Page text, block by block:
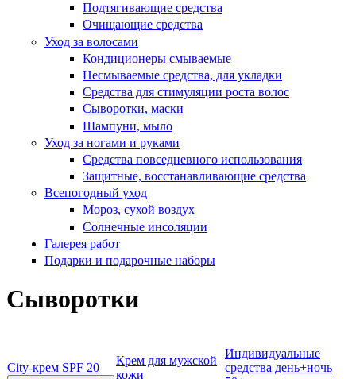
Подтягивающие средства
Очищающие средства
Уход за волосами
Кондиционеры смываемые
Несмываемые средства, для укладки
Средства для стимуляции роста волос
Сыворотки, маски
Шампуни, мыло
Уход за ногами и руками
Средства повседневного использования
Защитные, восстанавливающие средства
Всепогодный уход
Мороз, сухой воздух
Солнечные инсоляции
Галерея работ
Подарки и подарочные наборы
Сыворотки
City-крем SPF 20
Крем для мужской
кожи
Индивидуальные
средства день+ночь